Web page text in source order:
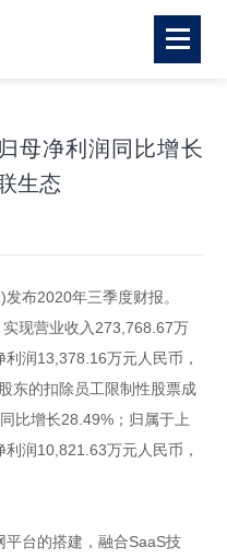
母净利润同比增长
生态
布2020年三季度财报。
现营业收入273,768.67万
润13,378.16万元人民币，
东的扣除员工限制性股票成
比增长28.49%；归属于上
润10,821.63万元人民币，
台的搭建，融合SaaS技